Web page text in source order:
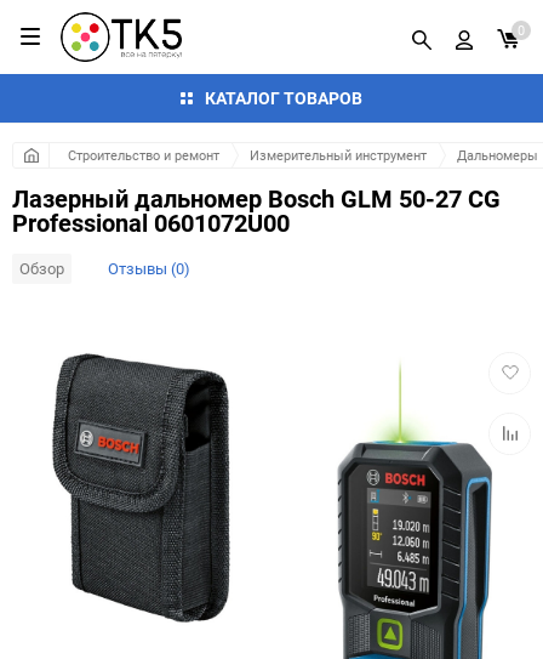
КАТАЛОГ ТОВАРОВ
0
Строительство и ремонт Измерительный инструмент Дальномеры
Лазерный дальномер Bosch GLM 50-27 CG
Professional 0601072U00
Обзор Отзывы (0)